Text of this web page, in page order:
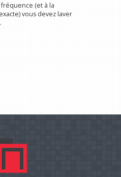
(et à la
vous devez laver